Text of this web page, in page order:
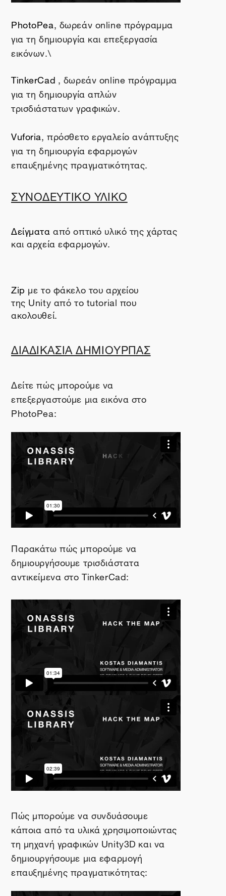
PhotoPea, δωρεάνonlineπρόγραμμα
για τη δημιουργία και επεξεργασία
εικόνων.\
TinkerCad , δωρεάνonlineπρόγραμμα
για τη δημιουργία απλών
τρισδιάστατων γραφικών.
Vuforia, πρόσθετο εργαλείο ανάπτυξης
για τη δημιουργία εφαρμογών
επαυξημένης πραγματικότητας.
ΣΥΝΟΔΕΥΤΙΚΟ ΥΛΙΚΟ
Δείγματααπό οπτικό υλικό της χάρτας
και αρχεία εφαρμογών.
Zip με το φάκελο του αρχείου
τηςUnityαπό τοtutorialπου
ακολουθεί.
ΔΙΑΔΙΚΑΣΙΑ ΔΗΜΙΟΥΡΓΙΑΣ
Δείτε πώς μπορούμε να
επεξεργαστούμε μια εικόνα στο
PhotoPea:
Παρακάτω πώς μπορούμε να
δημιουργήσουμε τρισδιάστατα
αντικείμενα στοTinkerCad:
Πώς μπορούμε να συνδυάσουμε
κάποια από τα υλικά χρησιμοποιώντας
τη μηχανή γραφικών Unity3D και να
δημιουργήσουμε μια εφαρμογή
επαυξημένης πραγματικότητας: